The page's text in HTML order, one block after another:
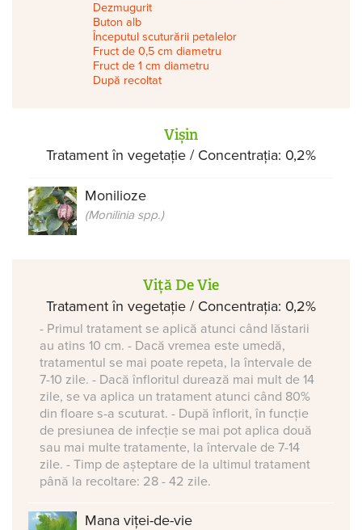
Dezmugurit
Buton alb
Începutul scuturării petalelor
Fruct de 0,5 cm diametru
Fruct de 1 cm diametru
După recoltat
Vișin
Tratament în vegetație / Concentrația: 0,2%
Monilioze
(Monilinia spp.)
Viță De Vie
Tratament în vegetație / Concentrația: 0,2%
- Primul tratament se aplică atunci când lăstarii
au atins 10 cm. - Dacă vremea este umedă,
tratamentul se mai poate repeta, la întervale de
7-10 zile. - Dacă înfloritul durează mai mult de 14
zile, se va aplica un tratament atunci când 80%
din floare s-a scuturat. - După înflorit, în funcție
de presiunea de infecție se mai pot aplica două
sau mai multe tratamente, la întervale de 7-14
zile. - Timp de așteptare de la ultimul tratament
până la recoltare: 28 - 42 zile.
Mana viței-de-vie